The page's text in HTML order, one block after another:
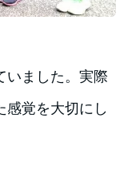
いました。実際
感覚を大切にし